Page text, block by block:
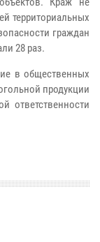
территориальных
граждан
28 раз.
в общественных
продукции
ответственности